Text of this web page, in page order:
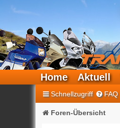
Home Aktuell
Schnellzugriff FAQ
Foren-Übersicht